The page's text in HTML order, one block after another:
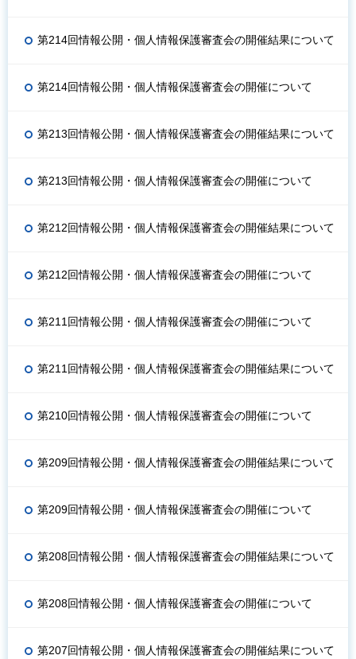
第214回情報公開・個人情報保護審査会の開催結果について
第214回情報公開・個人情報保護審査会の開催について
第213回情報公開・個人情報保護審査会の開催結果について
第213回情報公開・個人情報保護審査会の開催について
第212回情報公開・個人情報保護審査会の開催結果について
第212回情報公開・個人情報保護審査会の開催について
第211回情報公開・個人情報保護審査会の開催について
第211回情報公開・個人情報保護審査会の開催結果について
第210回情報公開・個人情報保護審査会の開催について
第209回情報公開・個人情報保護審査会の開催結果について
第209回情報公開・個人情報保護審査会の開催について
第208回情報公開・個人情報保護審査会の開催結果について
第208回情報公開・個人情報保護審査会の開催について
第207回情報公開・個人情報保護審査会の開催結果について